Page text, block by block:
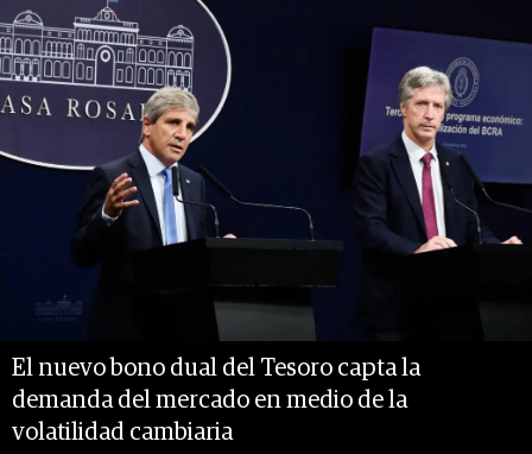
El nuevo bono dual del Tesoro capta la
demanda del mercado en medio de la
volatilidad cambiaria